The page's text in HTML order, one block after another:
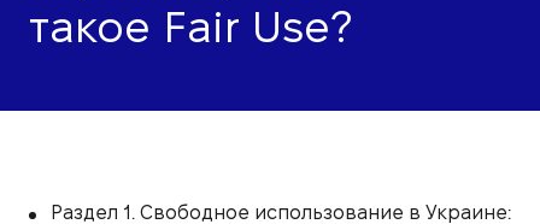
такое Fair Use?
Раздел 1. Свободное использование в Украине: